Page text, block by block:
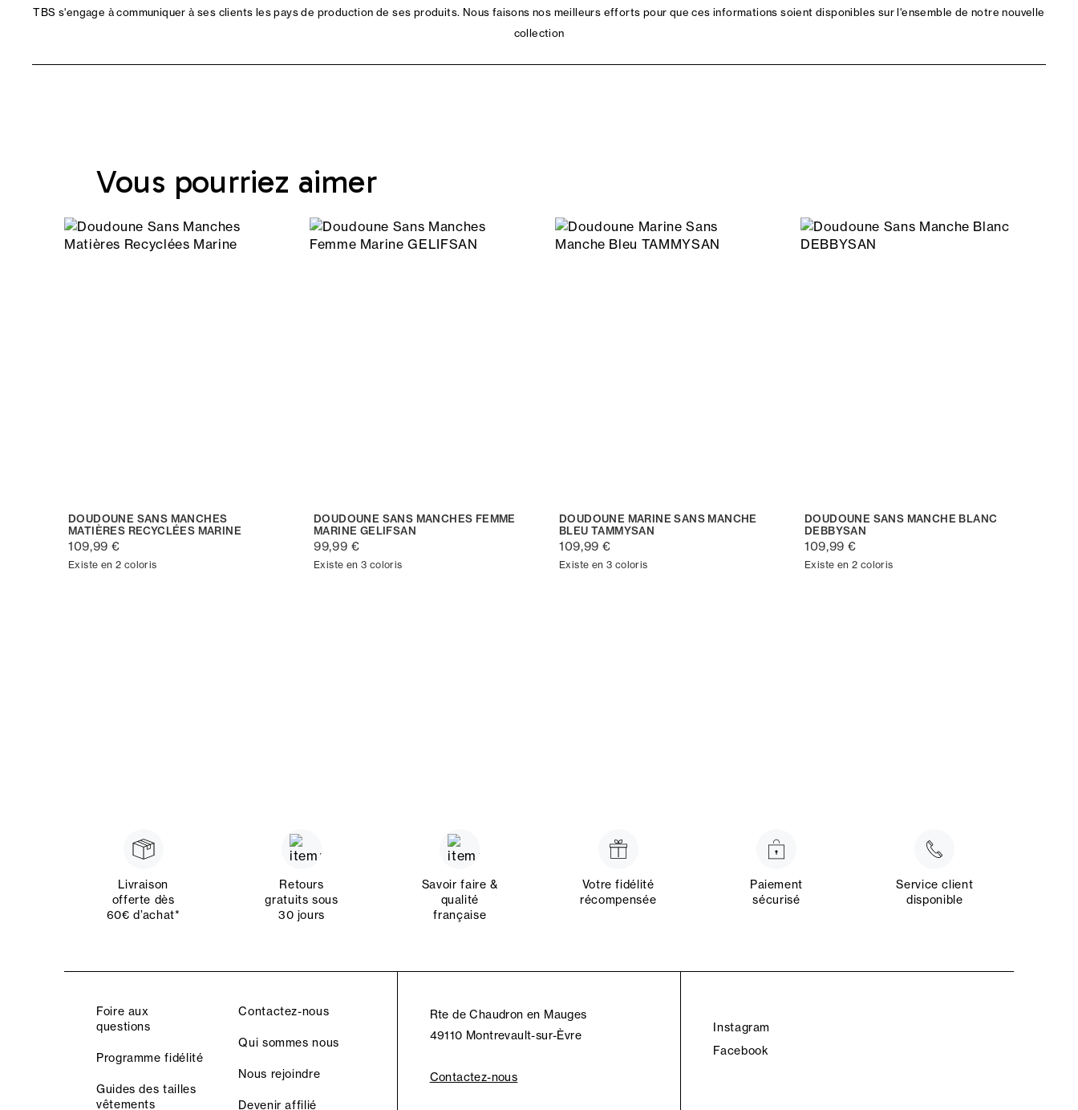
TBS s'engage à communiquer à ses clients les pays de production de ses produits. Nous faisons nos meilleurs efforts pour que ces informations soient disponibles sur l'ensemble de notre nouvelle
collection
Vous pourriez aimer
DOUDOUNE SANS MANCHES
MATIÈRES RECYCLÉES MARINE
109,99 €
Existe en 2 coloris
DOUDOUNE SANS MANCHES FEMME
MARINE GELIFSAN
99,99 €
Existe en 3 coloris
DOUDOUNE MARINE SANS MANCHE
BLEU TAMMYSAN
109,99 €
Existe en 3 coloris
DOUDOUNE SANS MANCHE BLANC
DEBBYSAN
109,99 €
Existe en 2 coloris
Livraison
offerte dès
60€ d’achat*
Retours
gratuits sous
30 jours
Savoir faire &
qualité
française
Votre fidélité
récompensée
Paiement
sécurisé
Service client
disponible
Foire aux
questions
Programme fidélité
Guides des tailles
vêtements
Contactez-nous
Qui sommes nous
Nous rejoindre
Devenir affilié
Rte de Chaudron en Mauges
49110 Montrevault-sur-Èvre
Contactez-nous
Instagram
Facebook